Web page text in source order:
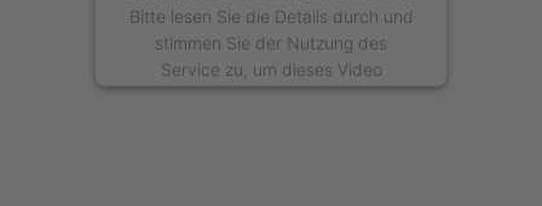
Bitte lesen Sie die Details durch und
stimmen Sie der Nutzung des
Service zu, um dieses Video
anzusehen.